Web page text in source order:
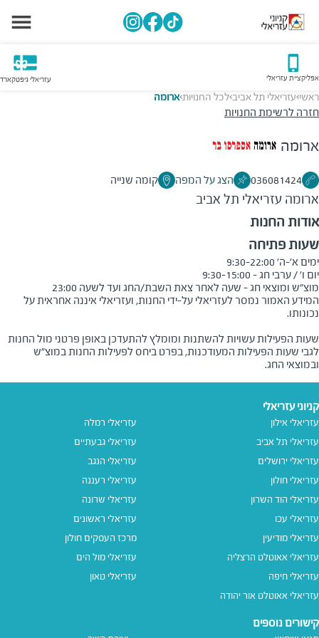
אפליקציית עזריאלי עזריאלי גיפטקארד
ראשי>עזריאלי תל אביב>לכל החנויות>ארומה
חזרה לרשימת החנויות
ארומה
036081424 הצג על המפה קומה שנייה
ארומה עזריאלי תל אביב
אודות החנות
שעות פתיחה
מוצ"ש ומוצאי חג - שעה לאחר צאת השבת/החג ועד לשעה 23:00
המידע האמור נמסר לעזריאלי על-ידי החנות, ועזריאלי איננה אחראית על
שעות הפעילות עשויות להשתנות ומומלץ להתעדכן באופן פרטני מול החנות
לגבי שעות הפעילות המעודכנות, בפרט ביחס לפעילות החנות במוצ"ש
ובמוצאי החג.
קניוני עזריאלי
עזריאלי אילון
עזריאלי תל אביב
עזריאלי ירושלים
עזריאלי חולון
עזריאלי הוד השרון
עזריאלי עכו
עזריאלי מודיעין
עזריאלי אאוטלט הרצליה
עזריאלי חיפה
עזריאלי אאוטלט אור יהודה
עזריאלי רמלה
עזריאלי גבעתיים
עזריאלי הנגב
עזריאלי רעננה
עזריאלי שרונה
עזריאלי ראשונים
מרכז העסקים חולון
עזריאלי מול הים
עזריאלי טאון
קישורים נוספים